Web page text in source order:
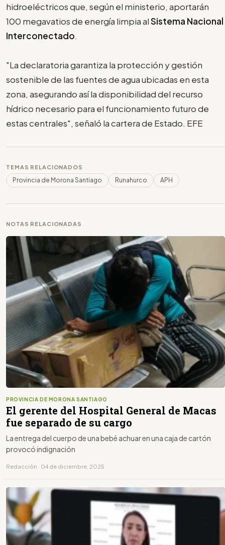
hidroeléctricos que, según el ministerio, aportarán
100 megavatios de energía limpia alSistema Nacional
Interconectado.
"La declaratoria garantiza la protección y gestión
sostenible de las fuentes de agua ubicadas en esta
zona, asegurando así la disponibilidad del recurso
hídrico necesario para el funcionamiento futuro de
estas centrales", señaló la cartera de Estado. EFE
TEMAS RELACIONADOS
Provincia de Morona Santiago Runahurco APH
NOTAS RELACIONADAS
PROVINCIA DE MORONA SANTIAGO
El gerente del Hospital General de Macas
fue separado de su cargo
La entrega del cuerpo de una bebé achuar en una caja de cartón
provocó indignación
Redacción · 04 de diciembre, 2025